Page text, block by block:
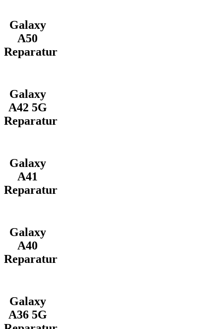
Galaxy
A50
Reparatur
Galaxy
A42 5G
Reparatur
Galaxy
A41
Reparatur
Galaxy
A40
Reparatur
Galaxy
A36 5G